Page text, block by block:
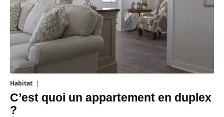
Habitat
C’est quoi un appartement en duplex
?